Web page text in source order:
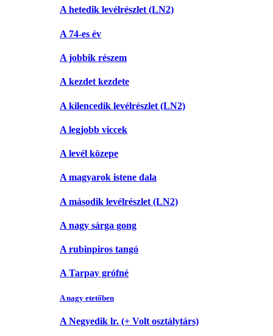
A hetedik levélrészlet (LN2)
A 74-es év
A jobbik részem
A kezdet kezdete
A kilencedik levélrészlet (LN2)
A legjobb viccek
A levél közepe
A magyarok istene dala
A második levélrészlet (LN2)
A nagy sárga gong
A rubinpiros tangó
A Tarpay grófné
A nagy etetőben
A Negyedik lr. (+ Volt osztálytárs)